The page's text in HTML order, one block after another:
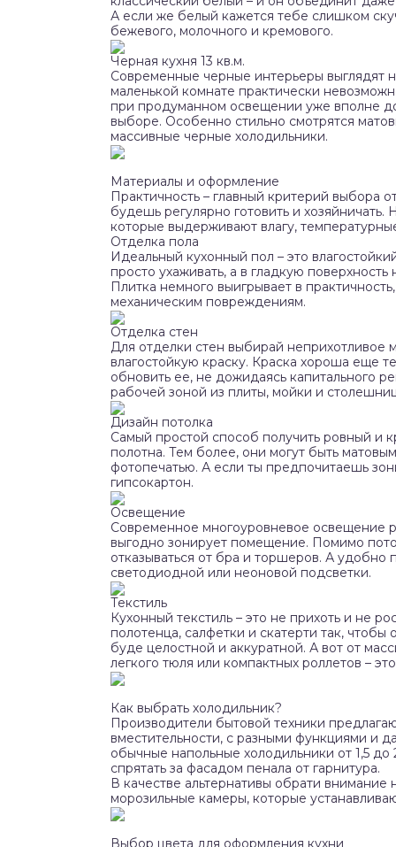
А если же белый кажется тебе слишком
бежевого, молочного и кремового.
Черная кухня 13 кв.м.
Современные черные интерьеры выглядят
маленькой комнате практически
при продуманном освещении уже вполне
выборе. Особенно стильно смотрятся
массивные черные холодильники.
Материалы и оформление
Практичность – главный критерий выбора
будешь регулярно готовить и
которые выдерживают влагу,
Отделка пола
Идеальный кухонный пол – это
просто ухаживать, а в гладкую
Плитка немного выигрывает в
механическим повреждениям.
Отделка стен
Для отделки стен выбирай
влагостойкую краску. Краска хороша еще
обновить ее, не дожидаясь капитального
рабочей зоной из плиты, мойки и
Дизайн потолка
Самый простой способ получить ровный и
полотна. Тем более, они могут быть
фотопечатью. А если ты предпочитаешь
гипсокартон.
Освещение
Современное многоуровневое освещение
выгодно зонирует помещение. Помимо
отказываться от бра и торшеров. А
светодиодной или неоновой подсветки.
Текстиль
Кухонный текстиль – это не прихоть и не
полотенца, салфетки и скатерти так,
буде целостной и аккуратной. А вот от
легкого тюля или компактных роллетов –
Как выбрать холодильник?
Производители бытовой техники
вместительности, с разными функциями и
обычные напольные холодильники от 1,5
спрятать за фасадом пенала от гарнитура.
В качестве альтернативы обрати
морозильные камеры, которые
Выбор цвета для оформления кухни